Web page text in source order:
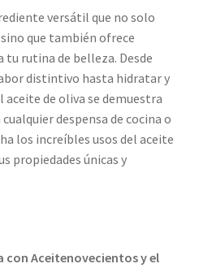
versátil que no solo
que también ofrece
rutina de belleza. Desde
distintivo hasta hidratar y
de oliva se demuestra
despensa de cocina o
los increíbles usos del aceite
propiedades únicas y
con Aceitenovecientos y el